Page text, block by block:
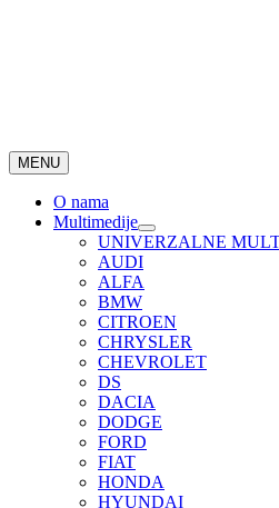
MENU
O nama
Multimedije
UNIVERZALNE
AUDI
ALFA
BMW
CITROEN
CHRYSLER
CHEVROLET
DS
DACIA
DODGE
FORD
FIAT
HONDA
HYUNDAI